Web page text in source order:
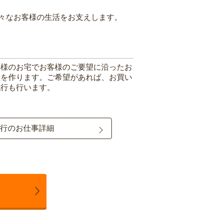
お客様の生活をお支えします。
のお宅でお客様のご要望に沿ったお
作ります。ご希望があれば、お買い
も行います。
のお仕事詳細